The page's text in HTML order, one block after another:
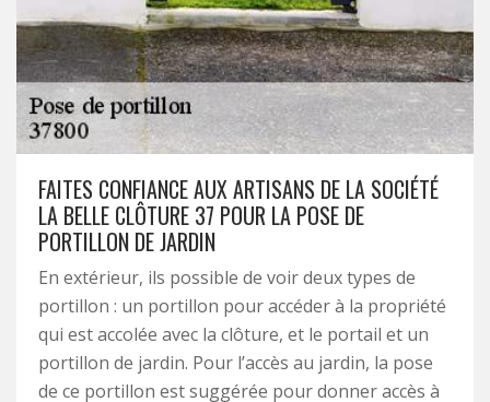
FAITES CONFIANCE AUX ARTISANS DE LA SOCIÉTÉ
LA BELLE CLÔTURE 37 POUR LA POSE DE
PORTILLON DE JARDIN
En extérieur, ils possible de voir deux types de
portillon : un portillon pour accéder à la propriété
qui est accolée avec la clôture, et le portail et un
portillon de jardin. Pour l’accès au jardin, la pose
de ce portillon est suggérée pour donner accès à